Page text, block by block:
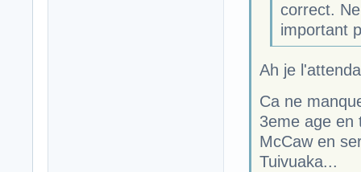
correct.
important
Ah je
Ca ne
3eme age en
McCaw en
Tuivuaka...